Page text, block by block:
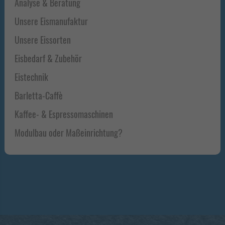
Unsere Eismanufaktur
Unsere Eissorten
Eisbedarf & Zubehör
Eistechnik
Barletta-Caffè
Kaffee- & Espressomaschinen
Modulbau oder Maßeinrichtung?